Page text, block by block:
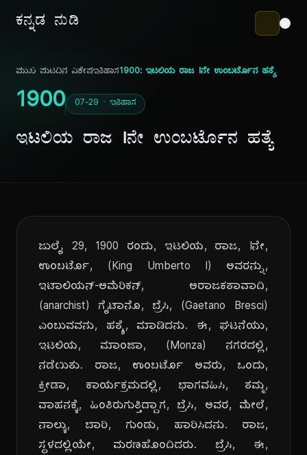
ಕನ್ನಡ ನುಡಿ
ಮುಖ ಪುಟದಿನ ವಿಶೇಷಇತಿಹಾಸ1900: ಇಟಲಿಯ ರಾಜ Iನೇ ಉಂಬರ್ಟೊನ ಹತ್ಯೆ
1900 07-29 · ಇತಿಹಾಸ
ಇಟಲಿಯ ರಾಜ Iನೇ ಉಂಬರ್ಟೊನ ಹತ್ಯೆ
ಜುಲೈ 29, 1900 ರಂದು, ಇಟಲಿಯ, ರಾಜ, Iನೇ,
ಉಂಬರ್ಟೊ, (King Umberto I) ಅವರನ್ನು,
ಇಟಾಲಿಯನ್-ಅಮೆರಿಕನ್, ಅರಾಜಕತಾವಾದಿ,
(anarchist) ಗೈಟಾನೊ, ಬ್ರೆಸಿ, (Gaetano Bresci)
ಎಂಬುವವನು, ಹತ್ಯೆ, ಮಾಡಿದನು. ಈ, ಘಟನೆಯು,
ಇಟಲಿಯ, ಮಾಂಜಾ, (Monza) ನಗರದಲ್ಲಿ,
ನಡೆಯಿತು. ರಾಜ, ಉಂಬರ್ಟೊ ಅವರು, ಒಂದು,
ಕ್ರೀಡಾ, ಕಾರ್ಯಕ್ರಮದಲ್ಲಿ, ಭಾಗವಹಿಸಿ, ತಮ್ಮ,
ವಾಹನಕ್ಕೆ, ಹಿಂತಿರುಗುತ್ತಿದ್ದಾಗ, ಬ್ರೆಸಿ, ಅವರ, ಮೇಲೆ,
ನಾಲ್ಕು, ಬಾರಿ, ಗುಂಡು, ಹಾರಿಸಿದನು. ರಾಜ,
ಸ್ಥಳದಲ್ಲಿಯೇ, ಮರಣಹೊಂದಿದರು. ಬ್ರೆಸಿ, ಈ,